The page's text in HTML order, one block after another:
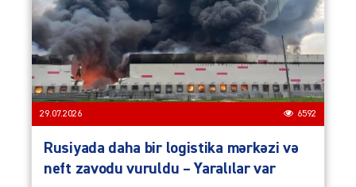
29.07.2026 6592
Rusiyada daha bir logistika mərkəzi və
neft zavodu vuruldu – Yaralılar var